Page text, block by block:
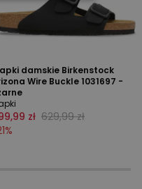
damskie Birkenstock
Wire Buckle 1031697 -
zł 629,99 zł
%